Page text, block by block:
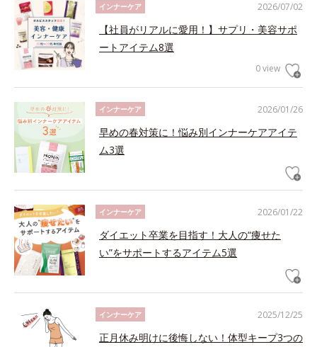
2026/07/02
インナーケア
【社員がリアルに愛用！】サプリ・美容サポ
ートアイテム8選
0 view
2026/01/26
インナーケア
早めの春対策に！悩み別インナーケアアイテ
ム3選
2026/01/22
インナーケア
ダイエット卒業を目指す！大人の“痩せた
い”をサポートするアイテム5選
2025/12/25
インナーケア
正月休み明けに後悔しない！体型キープ3つの